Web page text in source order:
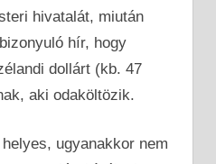
hivatalát, miután
hír, hogy
dollárt (kb. 47
aki odaköltözik.
ugyanakkor nem